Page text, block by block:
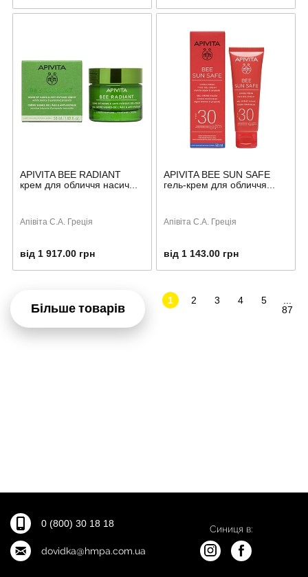
APIVITA BEE RADIANT
крем для обличчя насич...
Апівіта С.А. Греція
від 1 917.00 грн
APIVITA BEE SUN SAFE
гель-крем для обличчя...
Апівіта С.А. Греція
від 1 143.00 грн
Більше товарів
1 2 3 4 5
87
0 (800) 30 18 18
dovidka@hmpa.com.ua
Синиця в: